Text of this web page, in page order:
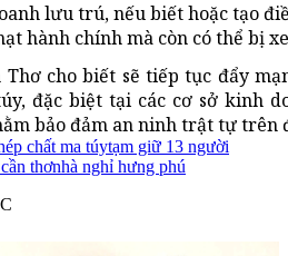
lưu trú, nếu biết hoặc tạo
hành chính mà còn có thể bị
Thơ cho biết sẽ tiếp tục đẩy
đặc biệt tại các cơ sở kinh
bảo đảm an ninh trật tự trên
chất ma túytạm giữ 13 người
thơnhà nghỉ hưng phú